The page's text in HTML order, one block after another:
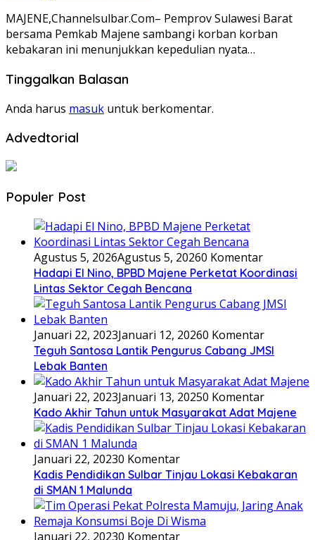
MAJENE,Channelsulbar.Com– Pemprov Sulawesi Barat
bersama Pemkab Majene sambangi korban korban
kebakaran ini menunjukkan kepedulian nyata…
Tinggalkan Balasan
Anda harus masuk untuk berkomentar.
Advedtorial
Populer Post
Agustus 5, 2026Agustus 5, 20260 Komentar
Hadapi El Nino, BPBD Majene Perketat Koordinasi
Lintas Sektor Cegah Bencana
Januari 22, 2023Januari 12, 20260 Komentar
Teguh Santosa Lantik Pengurus Cabang JMSI
Lebak Banten
Januari 22, 2023Januari 13, 20250 Komentar
Kado Akhir Tahun untuk Masyarakat Adat Majene
Januari 22, 20230 Komentar
Kadis Pendidikan Sulbar Tinjau Lokasi Kebakaran
di SMAN 1 Malunda
Januari 22, 20230 Komentar